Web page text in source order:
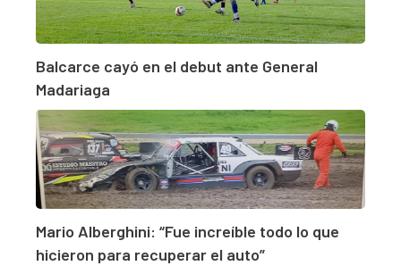
Balcarce cayó en el debut ante General
Madariaga
Mario Alberghini: “Fue increíble todo lo que
hicieron para recuperar el auto”